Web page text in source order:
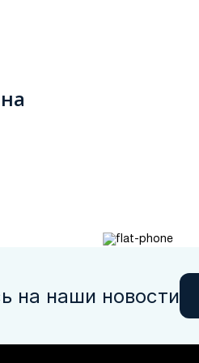
на наши новости